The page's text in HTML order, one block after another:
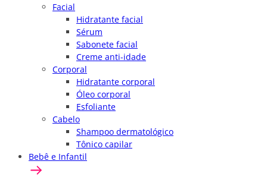
Facial
Hidratante facial
Sérum
Sabonete facial
Creme anti-idade
Corporal
Hidratante corporal
Óleo corporal
Esfoliante
Cabelo
Shampoo dermatológico
Tônico capilar
Bebê e Infantil